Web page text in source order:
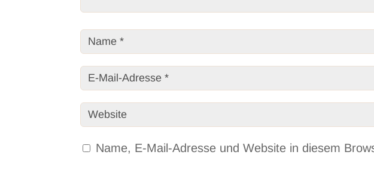
Name, E-Mail-Adresse und Website in diesem